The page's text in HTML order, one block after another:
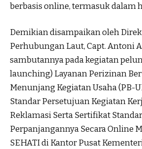
berbasis online, termasuk dalam
Demikian disampaikan oleh
Perhubungan Laut, Capt. Antoni
sambutannya pada kegiatan
launching) Layanan Perizinan
Menunjang Kegiatan Usaha (PB-
Standar Persetujuan Kegiatan
Reklamasi Serta Sertifikat Standar
Perpanjangannya Secara Online
SEHATI di Kantor Pusat